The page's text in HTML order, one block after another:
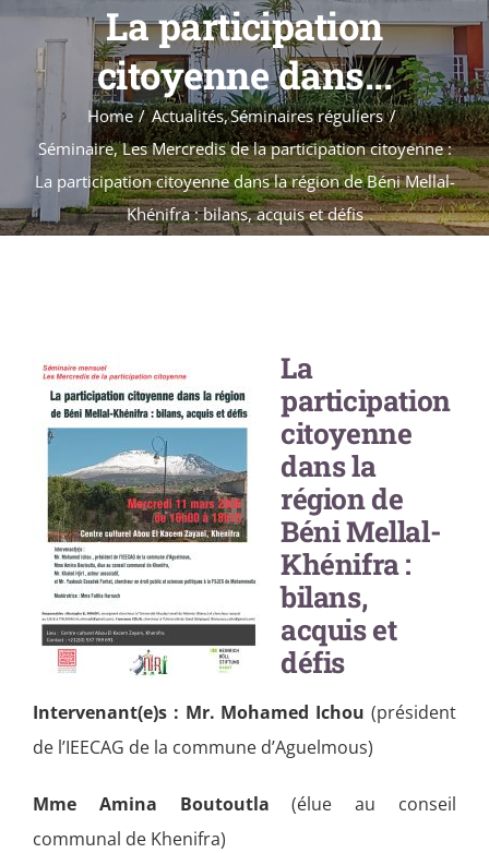
Évènements
Appels
Agenda
La participation
citoyenne dans...
Home Actualités Séminaires réguliers
Séminaire, Les Mercredis de la participation citoyenne :
La participation citoyenne dans la région de Béni Mellal-
Khénifra : bilans, acquis et défis
La
participation
citoyenne
dans la
région de
Béni Mellal-
Khénifra :
bilans,
acquis et
défis
Intervenant(e)s : Mr. Mohamed Ichou (président
de l’IEECAG de la commune d’Aguelmous)
Mme Amina Boutoutla (élue au conseil
communal de Khenifra)